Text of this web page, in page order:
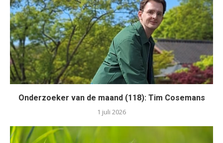
Onderzoeker van de maand (118): Tim Cosemans
1 juli 2026